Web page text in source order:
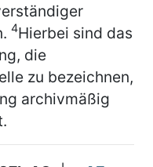
4Hierbei sind das
die
zu bezeichnen,
archivmäßig